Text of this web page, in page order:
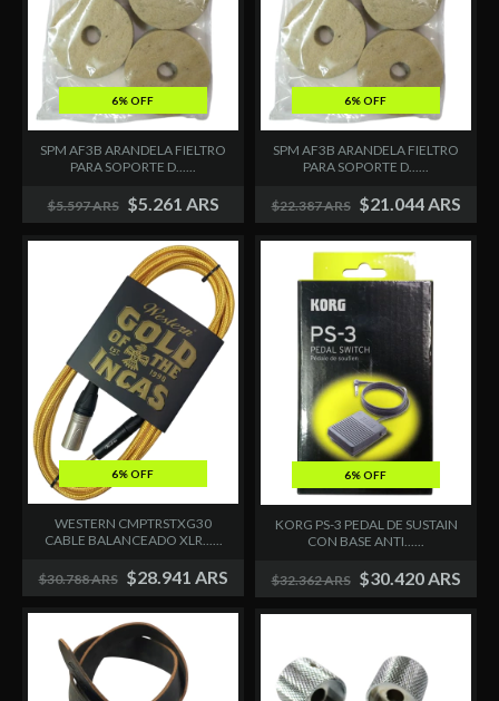
6% OFF
SPM AF3B ARANDELA FIELTRO
PARA SOPORTE D......
$5.597 ARS $5.261 ARS
6% OFF
SPM AF3B ARANDELA FIELTRO
PARA SOPORTE D......
$22.387 ARS $21.044 ARS
6% OFF
WESTERN CMPTRSTXG30
CABLE BALANCEADO XLR......
$30.788 ARS $28.941 ARS
6% OFF
KORG PS-3 PEDAL DE SUSTAIN
CON BASE ANTI......
$32.362 ARS $30.420 ARS